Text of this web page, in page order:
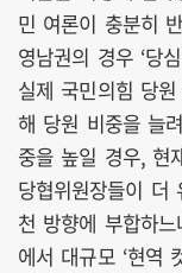
민 여론이 충분히
영남권의 경우 ‘당
실제 국민의힘 당
해 당원 비중을 늘
중을 높일 경우, 현
당협위원장들이 더
천 방향에 부합하
에서 대규모 ‘현역